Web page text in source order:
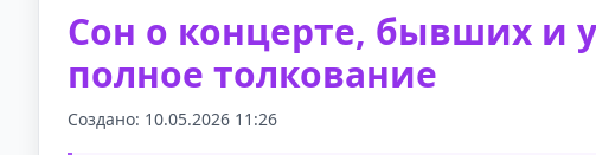
Сон о концерте, бывших и
полное толкование
Создано: 10.05.2026 11:26